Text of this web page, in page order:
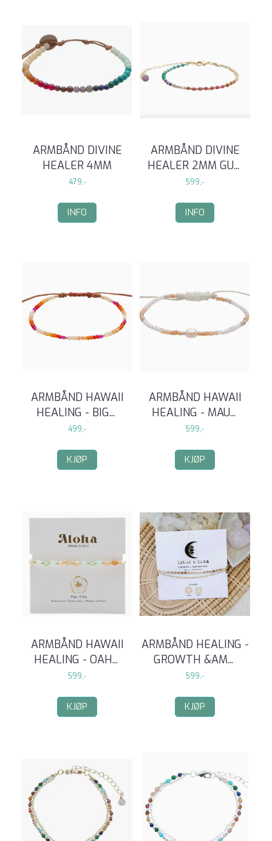
ARMBÅND DIVINE
HEALER 4MM
479,-
INFO
ARMBÅND DIVINE
HEALER 2MM GU...
599,-
INFO
ARMBÅND HAWAII
HEALING - BIG...
499,-
KJØP
ARMBÅND HAWAII
HEALING - MAU...
599,-
KJØP
ARMBÅND HAWAII
HEALING - OAH...
599,-
KJØP
ARMBÅND HEALING -
GROWTH &AM...
599,-
KJØP